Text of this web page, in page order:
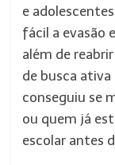
e
fácil a evasão
além de
de busca
conseguiu se
ou quem já
escolar antes